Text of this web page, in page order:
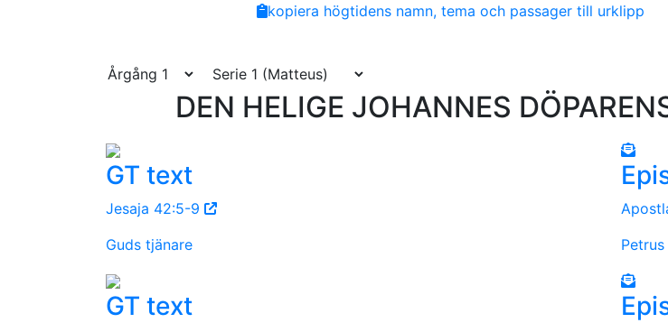
EmailCopy
kopiera högtidens namn, tema och passager till urklipp
DEN HELIGE JOHANNES
GT text
Jesaja 42:5-9
Guds tjänare
GT text